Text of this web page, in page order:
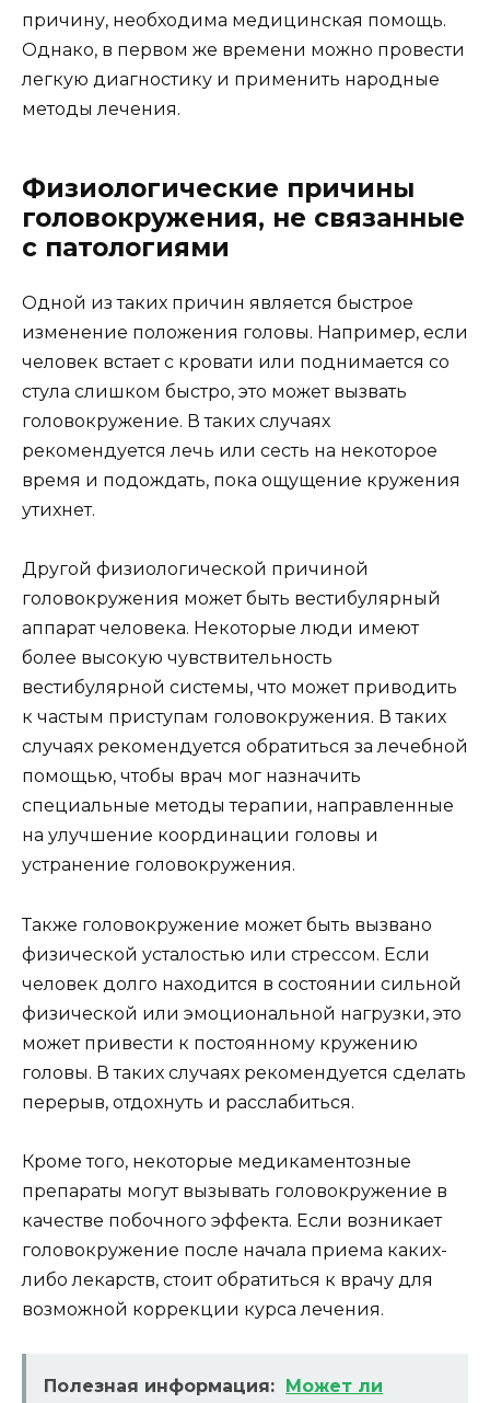
причину, необходима медицинская помощь.
Однако, в первом же времени можно провести
легкую диагностику и применить народные
методы лечения.
Физиологические причины
головокружения, не связанные
с патологиями
Одной из таких причин является быстрое
изменение положения головы. Например, если
человек встает с кровати или поднимается со
стула слишком быстро, это может вызвать
головокружение. В таких случаях
рекомендуется лечь или сесть на некоторое
время и подождать, пока ощущение кружения
утихнет.
Другой физиологической причиной
головокружения может быть вестибулярный
аппарат человека. Некоторые люди имеют
более высокую чувствительность
вестибулярной системы, что может приводить
к частым приступам головокружения. В таких
случаях рекомендуется обратиться за лечебной
помощью, чтобы врач мог назначить
специальные методы терапии, направленные
на улучшение координации головы и
устранение головокружения.
Также головокружение может быть вызвано
физической усталостью или стрессом. Если
человек долго находится в состоянии сильной
физической или эмоциональной нагрузки, это
может привести к постоянному кружению
головы. В таких случаях рекомендуется сделать
перерыв, отдохнуть и расслабиться.
Кроме того, некоторые медикаментозные
препараты могут вызывать головокружение в
качестве побочного эффекта. Если возникает
головокружение после начала приема каких-
либо лекарств, стоит обратиться к врачу для
возможной коррекции курса лечения.
Полезная информация: Может ли